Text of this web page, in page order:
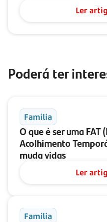
Ler
Poderá ter
Família
O que é ser uma FAT
Acolhimento
muda vidas
Ler
Família